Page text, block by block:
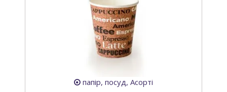
папір, посуд, Асорті